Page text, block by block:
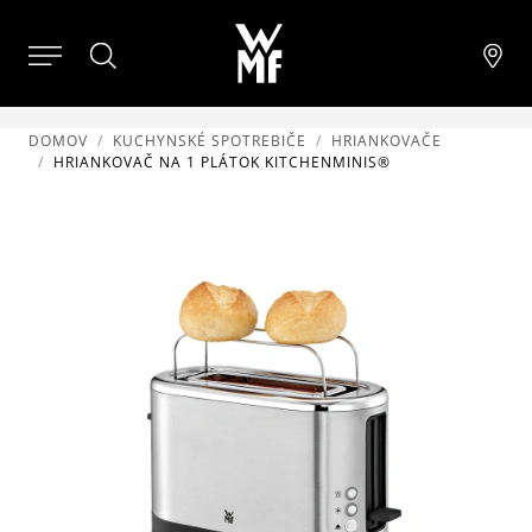
DOMOV KUCHYNSKÉ SPOTREBIČE
HRIANKOVAČE
HRIANKOVAČ NA 1 PLÁTOK KITCHENMINIS®